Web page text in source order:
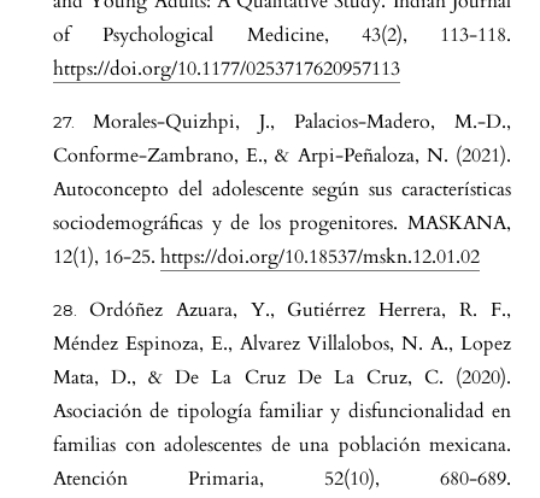
of Psychological Medicine, 43(2), 113-118.
https://doi.org/10.1177/0253717620957113
Morales-Quizhpi, J., Palacios-Madero, M.-D.,
Conforme-Zambrano, E., & Arpi-Peñaloza, N. (2021).
Autoconcepto del adolescente según sus características
sociodemográficas y de los progenitores. MASKANA,
12(1), 16-25. https://doi.org/10.18537/mskn.12.01.02
Ordóñez Azuara, Y., Gutiérrez Herrera, R. F.,
Méndez Espinoza, E., Alvarez Villalobos, N. A., Lopez
Mata, D., & De La Cruz De La Cruz, C. (2020).
Asociación de tipología familiar y disfuncionalidad en
familias con adolescentes de una población mexicana.
Atención Primaria, 52(10), 680-689.